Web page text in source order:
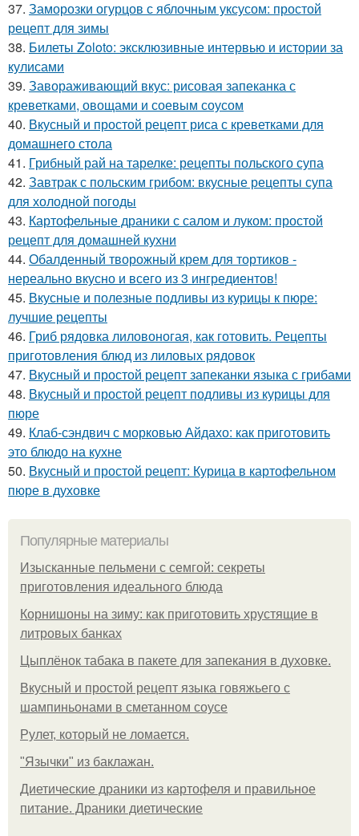
37. Заморозки огурцов с яблочным уксусом: простой
рецепт для зимы
38. Билеты Zoloto: эксклюзивные интервью и истории за
кулисами
39. Завораживающий вкус: рисовая запеканка с
креветками, овощами и соевым соусом
40. Вкусный и простой рецепт риса с креветками для
домашнего стола
41. Грибный рай на тарелке: рецепты польского супа
42. Завтрак с польским грибом: вкусные рецепты супа
для холодной погоды
43. Картофельные драники с салом и луком: простой
рецепт для домашней кухни
44. Обалденный творожный крем для тортиков -
нереально вкусно и всего из 3 ингредиентов!
45. Вкусные и полезные подливы из курицы к пюре:
лучшие рецепты
46. Гриб рядовка лиловоногая, как готовить. Рецепты
приготовления блюд из лиловых рядовок
47. Вкусный и простой рецепт запеканки языка с грибами
48. Вкусный и простой рецепт подливы из курицы для
пюре
49. Клаб-сэндвич с морковью Айдахо: как приготовить
это блюдо на кухне
50. Вкусный и простой рецепт: Курица в картофельном
пюре в духовке
Популярные материалы
Изысканные пельмени с семгой: секреты
приготовления идеального блюда
Корнишоны на зиму: как приготовить хрустящие в
литровых банках
Цыплёнок табака в пакете для запекания в духовке.
Вкусный и простой рецепт языка говяжьего с
шампиньонами в сметанном соусе
Рулет, который не ломается.
"Язычки" из баклажан.
Диетические драники из картофеля и правильное
питание. Драники диетические